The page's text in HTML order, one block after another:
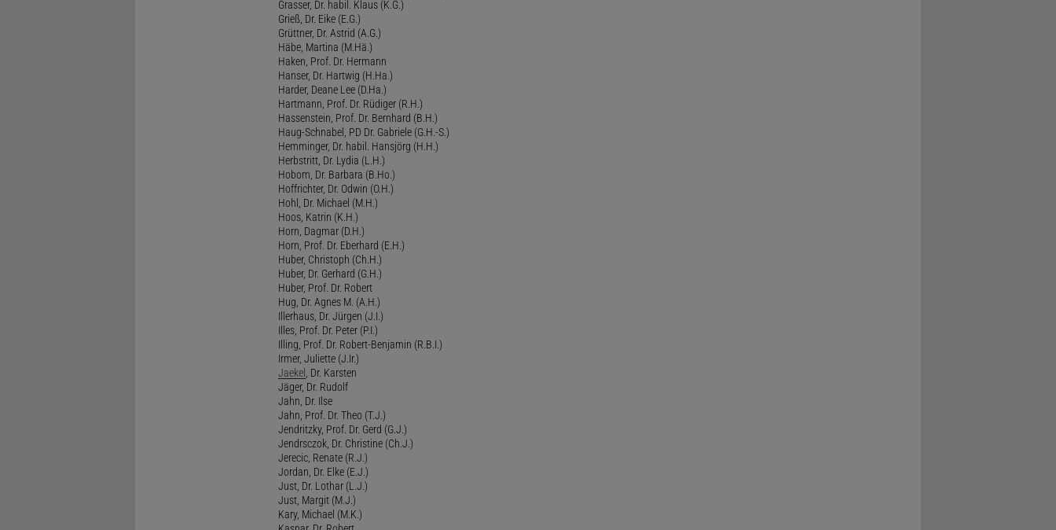
Grasser, Dr. habil. Klaus (K.G.)
Grieß, Dr. Eike (E.G.)
Grüttner, Dr. Astrid (A.G.)
Häbe, Martina (M.Hä.)
Haken, Prof. Dr. Hermann
Hanser, Dr. Hartwig (H.Ha.)
Harder, Deane Lee (D.Ha.)
Hartmann, Prof. Dr. Rüdiger (R.H.)
Hassenstein, Prof. Dr. Bernhard (B.H.)
Haug-Schnabel, PD Dr. Gabriele (G.H.-S.)
Hemminger, Dr. habil. Hansjörg (H.H.)
Herbstritt, Dr. Lydia (L.H.)
Hobom, Dr. Barbara (B.Ho.)
Hoffrichter, Dr. Odwin (O.H.)
Hohl, Dr. Michael (M.H.)
Hoos, Katrin (K.H.)
Horn, Dagmar (D.H.)
Horn, Prof. Dr. Eberhard (E.H.)
Huber, Christoph (Ch.H.)
Huber, Dr. Gerhard (G.H.)
Huber, Prof. Dr. Robert
Hug, Dr. Agnes M. (A.H.)
Illerhaus, Dr. Jürgen (J.I.)
Illes, Prof. Dr. Peter (P.I.)
Illing, Prof. Dr. Robert-Benjamin (R.B.I.)
Irmer, Juliette (J.Ir.)
Jaekel
, Dr. Karsten
Jäger, Dr. Rudolf
Jahn, Dr. Ilse
Jahn, Prof. Dr. Theo (T.J.)
Jendritzky, Prof. Dr. Gerd (G.J.)
Jendrsczok, Dr. Christine (Ch.J.)
Jerecic, Renate (R.J.)
Jordan, Dr. Elke (E.J.)
Just, Dr. Lothar (L.J.)
Just, Margit (M.J.)
Kary, Michael (M.K.)